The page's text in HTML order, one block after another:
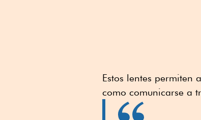
Estos lentes permiten
como comunicarse a